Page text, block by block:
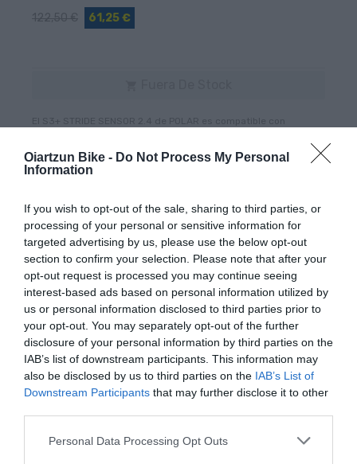
Oiartzun Bike - Do Not Process My Personal
Information
If you wish to opt-out of the sale, sharing to third parties, or
processing of your personal or sensitive information for
targeted advertising by us, please use the below opt-out
section to confirm your selection. Please note that after your
opt-out request is processed you may continue seeing
interest-based ads based on personal information utilized by
us or personal information disclosed to third parties prior to
your opt-out. You may separately opt-out of the further
disclosure of your personal information by third parties on the
IAB’s list of downstream participants. This information may
also be disclosed by us to third parties on the IAB’s List of
Downstream Participants that may further disclose it to other
Please note that this website/app uses one or more Google
Personal Data Processing Opt Outs
61,25 €
PRODUCTOS MÁS VISTOS
-43,75% -35,29%